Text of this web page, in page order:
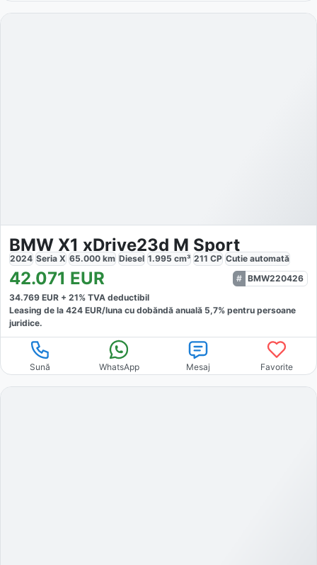
BMW X1 xDrive23d M Sport
2024 Seria X 65.000 km Diesel 1.995 cm³ 211 CP Cutie automată
42.071 EUR
BMW220426
34.769 EUR + 21% TVA deductibil
Leasing de la 424 EUR/luna cu dobăndă anuală 5,7% pentru persoane
juridice.
Sună WhatsApp Mesaj Favorite